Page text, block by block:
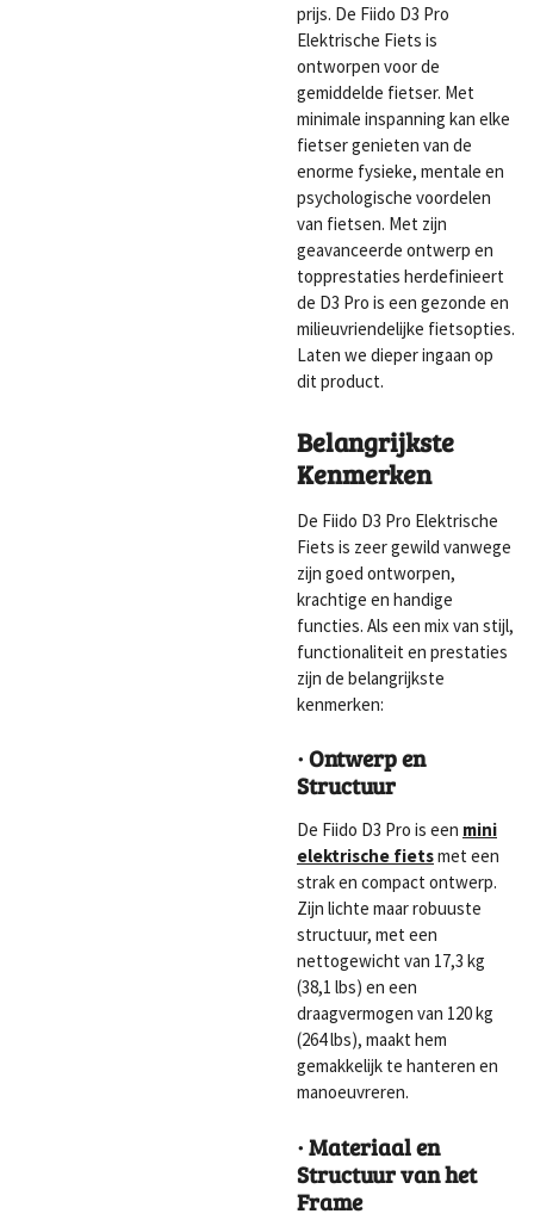
prijs. De Fiido D3 Pro
Elektrische Fiets is
ontworpen voor de
gemiddelde fietser. Met
minimale inspanning kan elke
fietser genieten van de
enorme fysieke, mentale en
psychologische voordelen
van fietsen. Met zijn
geavanceerde ontwerp en
topprestaties herdefinieert
de D3 Pro is een gezonde en
milieuvriendelijke fietsopties.
Laten we dieper ingaan op
dit product.
Belangrijkste
Kenmerken
De Fiido D3 Pro Elektrische
Fiets is zeer gewild vanwege
zijn goed ontworpen,
krachtige en handige
functies. Als een mix van stijl,
functionaliteit en prestaties
zijn de belangrijkste
kenmerken:
· Ontwerp en
Structuur
De Fiido D3 Pro is een mini
elektrische fietsmet een
strak en compact ontwerp.
Zijn lichte maar robuuste
structuur, met een
nettogewicht van 17,3 kg
(38,1 lbs) en een
draagvermogen van 120 kg
(264 lbs), maakt hem
gemakkelijk te hanteren en
manoeuvreren.
· Materiaal en
Structuur van het
Frame